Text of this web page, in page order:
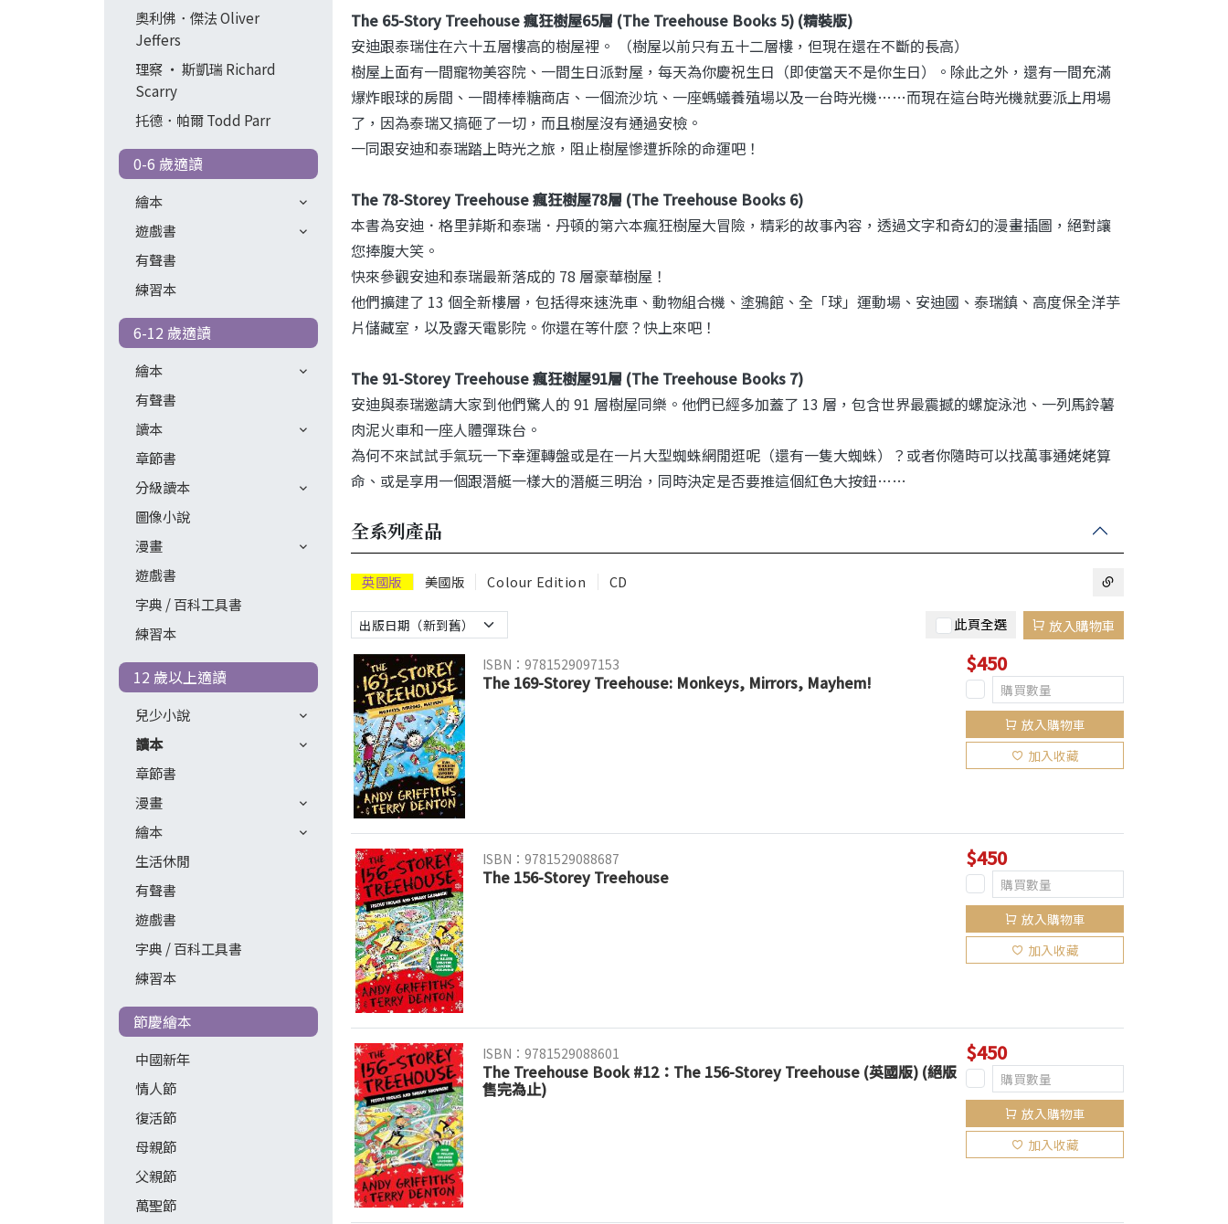
奧利佛．傑法 Oliver
Jeffers
理察 ‧ 斯凱瑞 Richard
Scarry
托德．帕爾 Todd Parr
0-6 歲適讀
繪本
遊戲書
有聲書
練習本
6-12 歲適讀
繪本
有聲書
讀本
章節書
分級讀本
圖像小說
漫畫
遊戲書
字典 / 百科工具書
練習本
12 歲以上適讀
兒少小說
讀本
章節書
漫畫
繪本
生活休閒
有聲書
遊戲書
字典 / 百科工具書
練習本
節慶繪本
中國新年
情人節
復活節
母親節
父親節
萬聖節
The 65-Story Treehouse 瘋狂樹屋65層 (The Treehouse Books 5) (精裝版)
安迪跟泰瑞住在六十五層樓高的樹屋裡。 （樹屋以前只有五十二層樓，但現在還在不斷的長高）
樹屋上面有一間寵物美容院、一間生日派對屋，每天為你慶祝生日（即使當天不是你生日）。除此之外，還有一間充滿
爆炸眼球的房間、一間棒棒糖商店、一個流沙坑、一座螞蟻養殖場以及一台時光機……而現在這台時光機就要派上用場
了，因為泰瑞又搞砸了一切，而且樹屋沒有通過安檢。
一同跟安迪和泰瑞踏上時光之旅，阻止樹屋慘遭拆除的命運吧！
The 78-Storey Treehouse 瘋狂樹屋78層 (The Treehouse Books 6)
本書為安迪．格里菲斯和泰瑞．丹頓的第六本瘋狂樹屋大冒險，精彩的故事內容，透過文字和奇幻的漫畫插圖，絕對讓
您捧腹大笑。
快來參觀安迪和泰瑞最新落成的 78 層豪華樹屋！
他們擴建了 13 個全新樓層，包括得來速洗車、動物組合機、塗鴉館、全「球」運動場、安迪國、泰瑞鎮、高度保全洋芋
片儲藏室，以及露天電影院。你還在等什麼？快上來吧！
The 91-Storey Treehouse 瘋狂樹屋91層 (The Treehouse Books 7)
安迪與泰瑞邀請大家到他們驚人的 91 層樹屋同樂。他們已經多加蓋了 13 層，包含世界最震撼的螺旋泳池、一列馬鈴薯
肉泥火車和一座人體彈珠台。
為何不來試試手氣玩一下幸運轉盤或是在一片大型蜘蛛網閒逛呢（還有一隻大蜘蛛）？或者你隨時可以找萬事通姥姥算
命、或是享用一個跟潛艇一樣大的潛艇三明治，同時決定是否要推這個紅色大按鈕……
全系列產品
英國版 美國版 Colour Edition CD
此頁全選 放入購物車
ISBN：9781529097153
The 169-Storey Treehouse: Monkeys, Mirrors, Mayhem!
$450
放入購物車
加入收藏
ISBN：9781529088687
The 156-Storey Treehouse
$450
放入購物車
加入收藏
ISBN：9781529088601
The Treehouse Book #12：The 156-Storey Treehouse (英國版) (絕版
售完為止)
$450
放入購物車
加入收藏